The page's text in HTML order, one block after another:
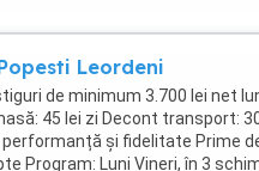
Leordeni
de minimum 3.700 lei net
45 lei zi Decont transport:
performanță și fidelitate Prime
Program: Luni Vineri, în 3